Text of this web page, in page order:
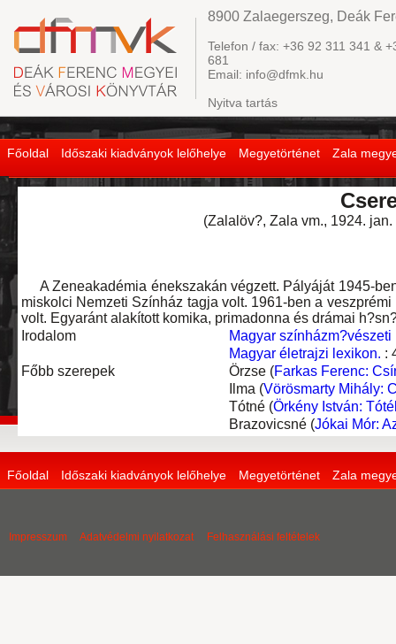
Főoldal Időszaki kiadványok lelőhelye Megyetörténet Zala
8900 Zalaegerszeg, Deák
Telefon / fax: +36 92 311 341 &
681
Email: info@dfmk.hu
Nyitva tartás
(Zalalöv?, Zala vm., 1924.
A Zeneakadémia énekszakán végzett. Pályáját 1945-
miskolci Nemzeti Színház tagja volt. 1961-ben a
volt. Egyaránt alakított komika, primadonna és drámai
Irodalom
Magyar színházm?vészeti
Magyar életrajzi lexikon. :
Főbb szerepek
Örzse (Farkas Ferenc:
Ilma (Vörösmarty Mihály:
Tótné (Örkény István:
Brazovicsné (Jókai Mór:
Főoldal Időszaki kiadványok lelőhelye Megyetörténet Zala
Impresszum Adatvédelmi nyilatkozat Felhasználási feltételek